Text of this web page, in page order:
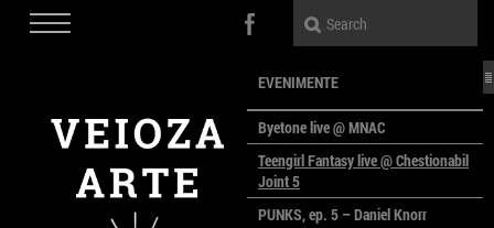
EVENIMENTE
Byetone live @ MNAC
Teengirl Fantasy live @ Chestionabil
Joint 5
PUNKS, ep. 5 – Daniel Knorr